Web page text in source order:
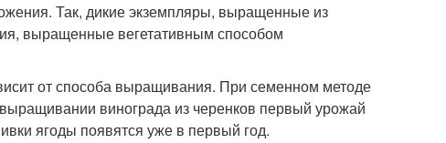
Так, дикие экземпляры, выращенные из
выращенные вегетативным способом
от способа выращивания. При семенном методе
винограда из черенков первый урожай
ягоды появятся уже в первый год.